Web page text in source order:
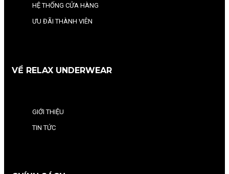
HỆ THỐNG CỬA HÀNG
ƯU ĐÃI THÀNH VIÊN
VỀ RELAX UNDERWEAR
GIỚI THIỆU
TIN TỨC